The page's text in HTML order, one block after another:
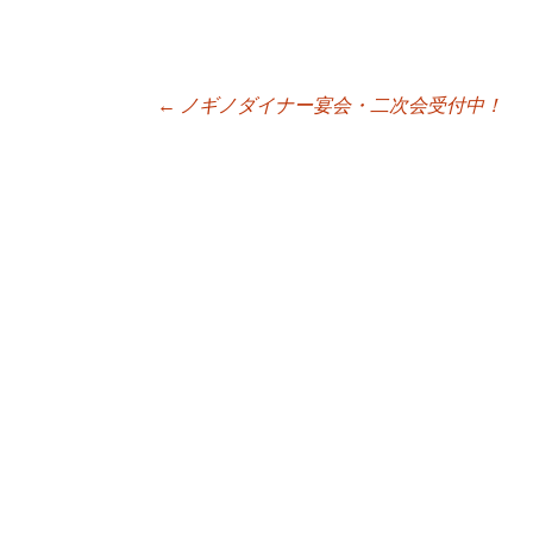
← ノギノダイナー宴会・二次会受付中！